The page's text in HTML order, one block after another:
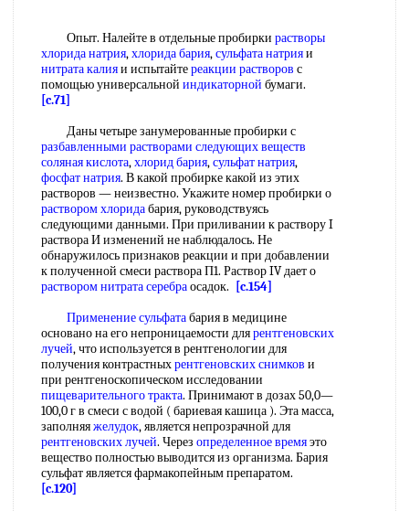
Опыт. Налейте в отдельные пробирки растворы
хлорида натрия,хлорида бария,сульфата натрияи
нитрата калияи испытайтереакции растворов с
помощью универсальной индикаторной бумаги.
[c.71]
Даны четыре занумерованные пробирки с
разбавленными растворами следующих веществ
соляная кислота,хлорид бария,сульфат натрия,
фосфат натрия. В какой пробирке какой из этих
растворов — неизвестно. Укажите номер пробирки о
раствором хлоридабария, руководствуясь
следующими данными. При приливании к раствору I
раствора И изменений не наблюдалось. Не
обнаружилось признаков реакции и при добавлении
к полученной смеси раствора П1. Раствор IV дает о
раствором нитрата серебраосадок.
[c.154]
Применение сульфатабария в медицине
основано на его непроницаемости длярентгеновских
лучей, что используется в рентгенологии для
получения контрастныхрентгеновских снимков и
при рентгеноскопическом исследовании
пищеварительного тракта. Принимают в дозах 50,0—
100,0 г в смеси с водой ( бариевая кашица ). Эта масса,
заполняяжелудок, является непрозрачной для
рентгеновских лучей. Через определенное времяэто
вещество полностью выводится из организма. Бария
сульфат является фармакопейным препаратом.
[c.120]